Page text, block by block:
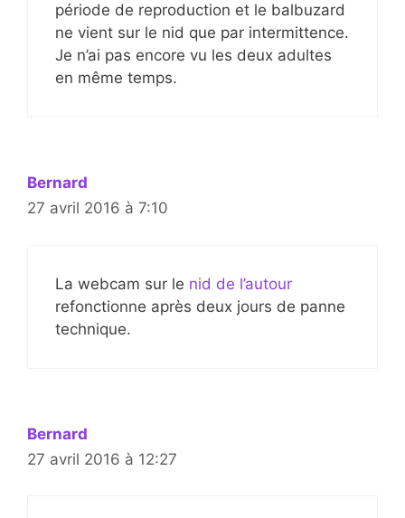
période de reproduction et le balbuzard
ne vient sur le nid que par intermittence.
Je n’ai pas encore vu les deux adultes
en même temps.
Bernard
27 avril 2016 à 7:10
La webcam sur le nid de l’autour
refonctionne après deux jours de panne
technique.
Bernard
27 avril 2016 à 12:27